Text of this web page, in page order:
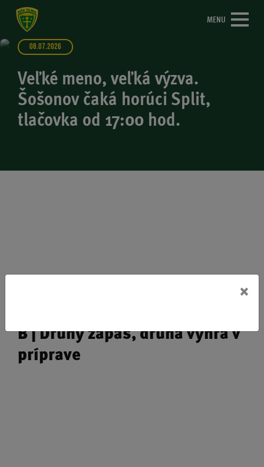
MENU
08.07.2026
Veľké meno, veľká výzva.
Šošonov čaká horúci Split,
tlačovka od 17:00 hod.
B | Druhý zápas, druhá výhra v
príprave
×